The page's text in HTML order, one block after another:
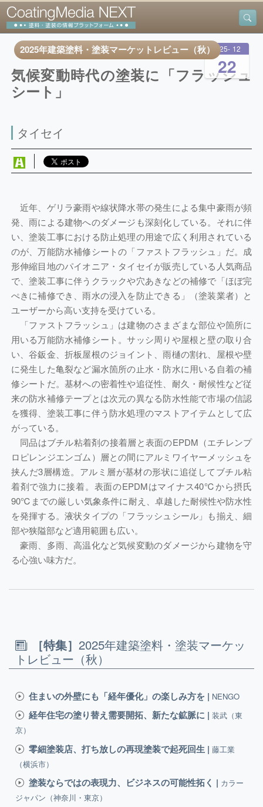
2025 - 12
22
2025年建築塗料・塗装マーケットレビュー（秋）
気候変動時代の塗装に「フラッシュ
シート」
タイセイ
近年、ゲリラ豪雨や線状降水帯の発生による集中豪雨が頻
発、雨による建物へのダメージも深刻化している。それに伴
い、塗装工事における防止処理の用途で広く利用されている
のが、万能防水補修シートの「ファストフラッシュ」だ。成
形伸縮目地のパイオニア・タイセイが販売している人気商品
で、塗装工事に伴うクラックや穴あきなどの補修で「ほぼ完
ぺきに補修でき、雨水の浸入を防止できる」（塗装業者）と
ユーザーから高い支持を受けている。
「ファストフラッシュ」は建物のさまざまな部位や箇所に
用いる万能防水補修シート。サッシ周りや屋根と壁の取り合
い、谷鈑金、折板屋根のジョイント、雨樋の割れ、屋根や壁
に発生した亀裂など漏水箇所の止水・防水に用いる自着の補
修シートだ。基材への密着性や追従性、耐久・耐候性など従
来の防水補修テープとは次元の異なる防水性能で市場の信認
を獲得、塗装工事に伴う防水処理のマストアイテムとして広
がっている。
同品はブチル粘着剤の接着層と表面のEPDM（エチレンプ
ロピレンジエンゴム）層との間にアルミワイヤーメッシュを
挟んだ3層構造。アルミ層が基材の形状に追従してブチル粘
着剤で強力に接着。表面のEPDMはマイナス40℃から摂氏
90℃までの厳しい気象条件に耐え、卓越した耐候性や防水性
を発揮する。液状タイプの「フラッシュシール」も揃え、細
部や狭隘部など適用範囲も広い。
豪雨、多雨、高温化など気候変動のダメージから建物を守
る心強い味方だ。
［特集］ 2025年建築塗料・塗装マーケッ
トレビュー（秋）
住まいの外壁にも「経年優化」の楽しみ方を | NENGO
経年住宅の塗り替え需要開拓、新たな鉱脈に | 装武（東
京）
零細塗装店、打ち放しの再現塗装で起死回生 | 藤工業
（横浜市）
塗装ならではの表現力、ビジネスの可能性拓く | カラー
ジャパン（神奈川・東京）